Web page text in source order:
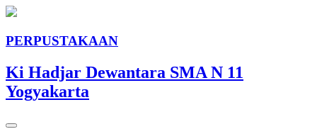
PERPUSTAKAAN
Ki Hadjar Dewantara SMA N 11
Yogyakarta